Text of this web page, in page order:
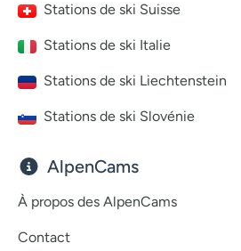
Stations de ski Suisse
Stations de ski Italie
Stations de ski Liechtenstein
Stations de ski Slovénie
AlpenCams
À propos des AlpenCams
Contact